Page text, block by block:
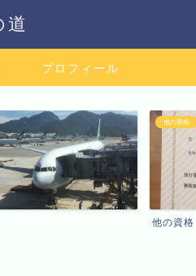
プロフィール
他の資格
他の資格